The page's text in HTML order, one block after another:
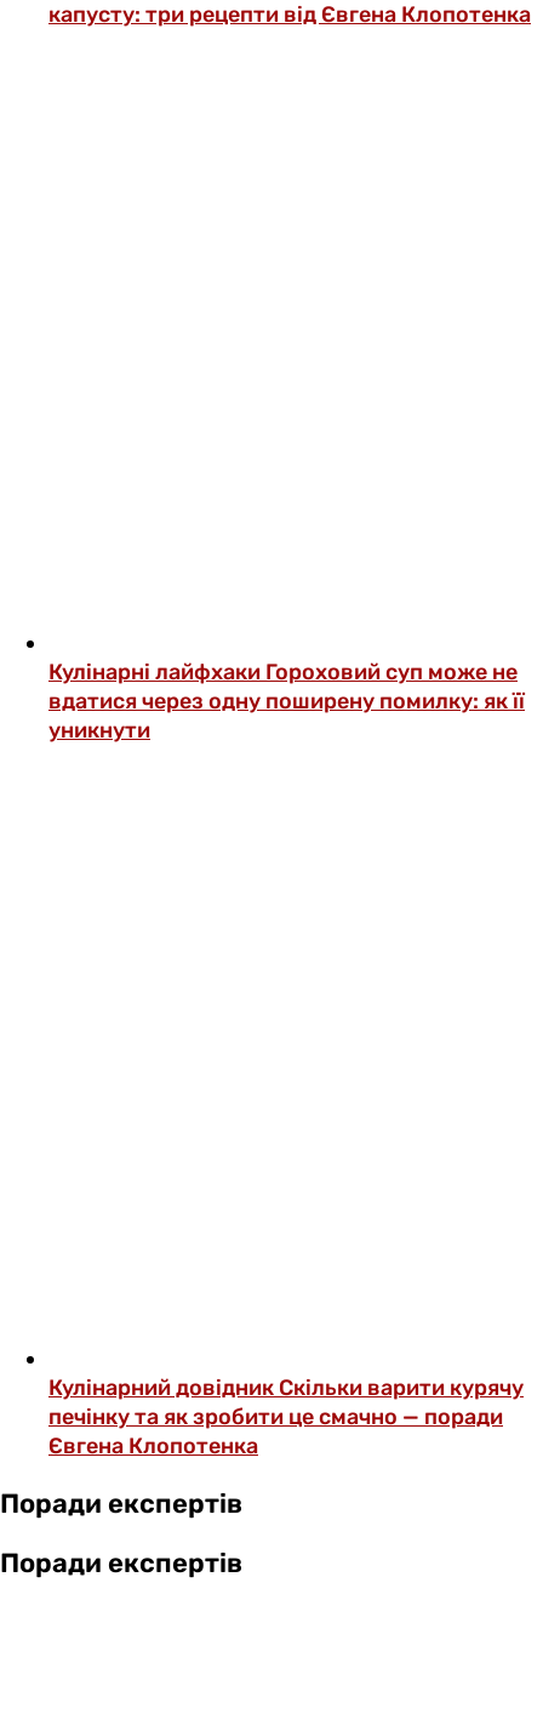
капусту: три рецепти від Євгена Клопотенка
Кулінарні лайфхаки Гороховий суп може не
вдатися через одну поширену помилку: як її
уникнути
Кулінарний довідник Скільки варити курячу
печінку та як зробити це смачно — поради
Євгена Клопотенка
Поради експертів
Поради експертів